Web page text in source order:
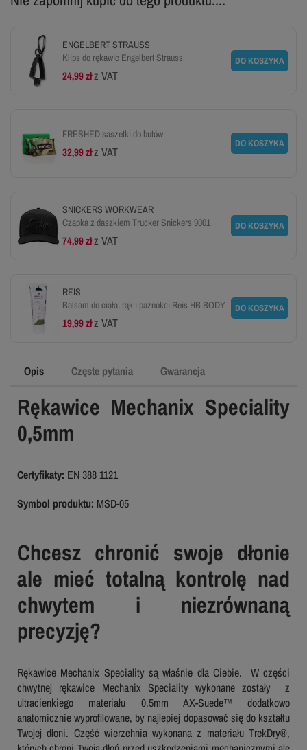
ENGELBERT STRAUSS
Klips do rękawic Engelbert Strauss
24,99 złz VAT
DO KOSZYKA
FRESHED saszetki do butów
32,99 złz VAT
DO KOSZYKA
SNICKERS WORKWEAR
Czapka z daszkiem Trucker Snickers 9001
74,99 złz VAT
DO KOSZYKA
REIS
Balsam do ciała, rąk i paznokci Reis HB BODY
19,99 złz VAT
DO KOSZYKA
Opis Częste pytania Gwarancja
Rękawice Mechanix Speciality
0,5mm
Certyfikaty: EN 388 1121
Symbol produktu: MSD-05
Chcesz chronić swoje dłonie
ale mieć totalną kontrolę nad
chwytem i niezrównaną
precyzję?
Rękawice Mechanix Speciality są właśnie dla Ciebie. W części
chwytnej rękawice Mechanix Speciality wykonane zostały z
ultracienkiego materiału 0.5mm AX-Suede™ dodatkowo
anatomicznie wyprofilowane, by najlepiej dopasować się do kształtu
Twojej dłoni. Część wierzchnia wykonana z materiału TrekDry®,